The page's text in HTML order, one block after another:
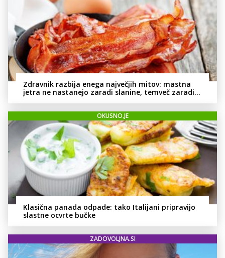
Zdravnik razbija enega največjih mitov: mastna
jetra ne nastanejo zaradi slanine, temveč zaradi
OKUSNO.JE
Klasična panada odpade: tako Italijani pripravijo
slastne ocvrte bučke
ZADOVOLJNA.SI